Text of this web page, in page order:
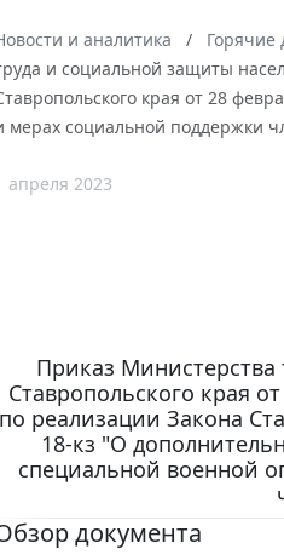
и аналитика Горячие
и социальной защиты
края от 28
мерах социальной поддержки
апреля 2023
Приказ
Ставропольского края
по реализации Закона
18-кз "О
специальной военной
документа